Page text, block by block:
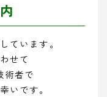
ています。
せて
術者で
いです。